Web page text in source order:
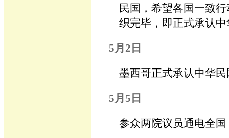
民国，希望各国一致
织完毕，即正式承认
5月2日
墨西哥正式承认中华
5月5日
参众两院议员通电全